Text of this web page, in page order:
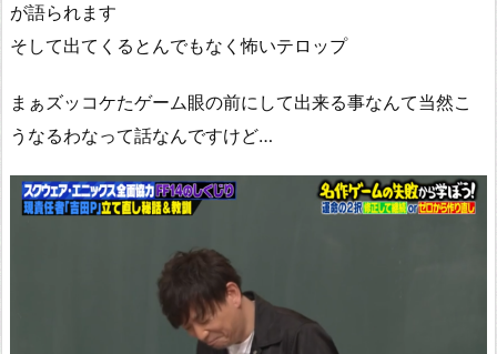
が語られます
そして出てくるとんでもなく怖いテロップ
まぁズッコケたゲーム眼の前にして出来る事なんて当然こ
うなるわなって話なんですけど…